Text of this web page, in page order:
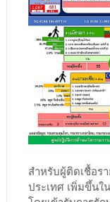
สำหรับผู้ติดเชื้อร
ประเทศ เพิ่มขึ้นใ